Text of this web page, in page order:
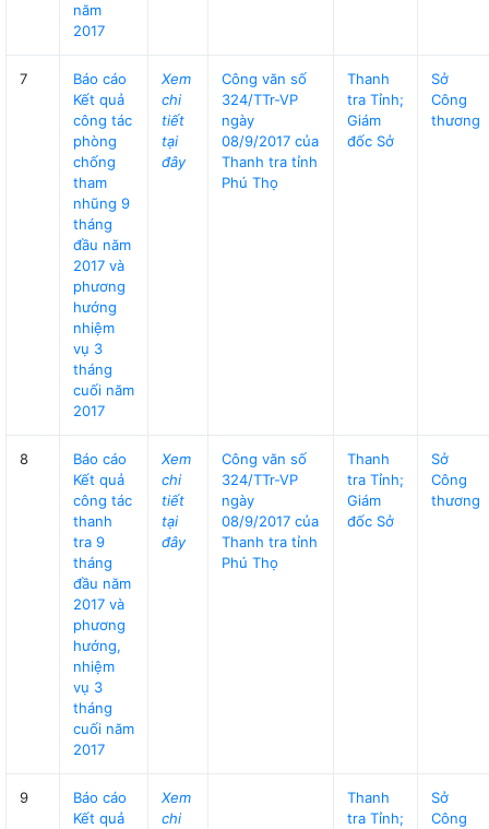
năm
2017
7
Báo cáo
Kết quả
công tác
phòng
chống
tham
nhũng 9
tháng
đầu năm
2017 và
phương
hướng
nhiệm
vụ 3
tháng
cuối năm
2017
Xem
chi
tiết
tại
đây
Công văn số
324/TTr-VP
ngày
08/9/2017 của
Thanh tra tỉnh
Phú Thọ
Thanh
tra Tỉnh;
Giám
đốc Sở
Sở
Công
thương
8
Báo cáo
Kết quả
công tác
thanh
tra 9
tháng
đầu năm
2017 và
phương
hướng,
nhiệm
vụ 3
tháng
cuối năm
2017
Xem
chi
tiết
tại
đây
Công văn số
324/TTr-VP
ngày
08/9/2017 của
Thanh tra tỉnh
Phú Thọ
Thanh
tra Tỉnh;
Giám
đốc Sở
Sở
Công
thương
9
Báo cáo
Kết quả
Xem
chi
Thanh
tra Tỉnh;
Sở
Công